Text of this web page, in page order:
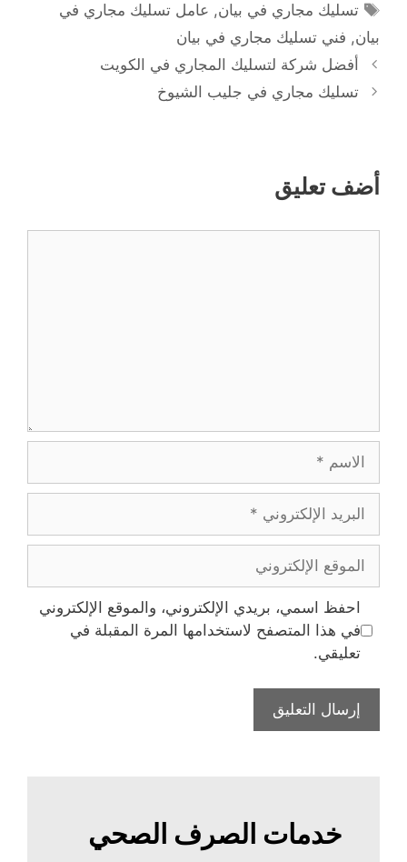
الوسوم
تسليك مجاري في بيان, عامل تسليك مجاري في
بيان, فني تسليك مجاري في بيان
أفضل شركة لتسليك المجاري في الكويت
تسليك مجاري في جليب الشيوخ
أضف تعليق
الاسم
البريد
الإلكتروني
الموقع
الإلكتروني
احفظ اسمي، بريدي الإلكتروني، والموقع الإلكتروني
في هذا المتصفح لاستخدامها المرة المقبلة في
تعليقي.
خدمات الصرف الصحي